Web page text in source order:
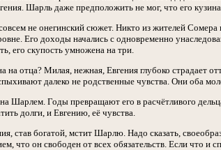
Шарль даже предположить не мог, что его
не онегинский сюжет. Никто из жителей
Его доходы начались с одновременно
его скупость умножена на три.
отца? Милая, нежная, Евгения глубоко страдает
далеко не родственные чувства. Они оба
Шарлем. Годы превращают его в расчётливого
долги, и Евгению, её чувства.
став богатой, мстит Шарлю. Надо сказать,
что он свободен от всех обязательств. Если что